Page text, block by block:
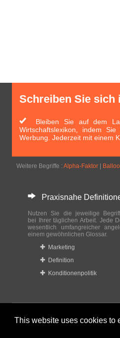
This website uses cookies to
Schreiben Sie sich
Bleiben Sie auf dem
Wirtschaftslexikon, indem
Werbung. Jederzeit mit einem
Weitere Begriffe : Alpha-Faktor
Praxisnahe
Nutzen Sie die jeweilige
bei Ihrer täglichen Arbeit. Jede
wesentlich umfangreicher
einem gewöhnlichen Glossar.
Marketing
Definition
Konditionenpolitik